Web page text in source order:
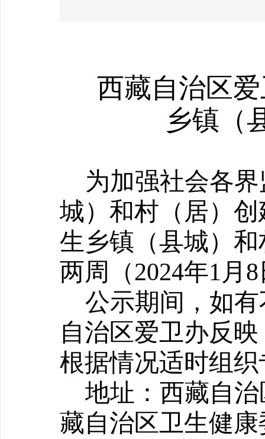
西藏自治区
乡镇（
为加强社会各
城）和村（居）
生乡镇（县城）
两周（2024年1月
公示期间，如
自治区爱卫办反
根据情况适时组
地址：西藏自
藏自治区卫生健